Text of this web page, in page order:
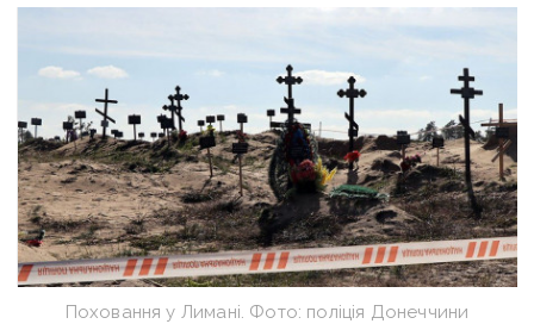
Поховання у Лимані. Фото: поліція Донеччини